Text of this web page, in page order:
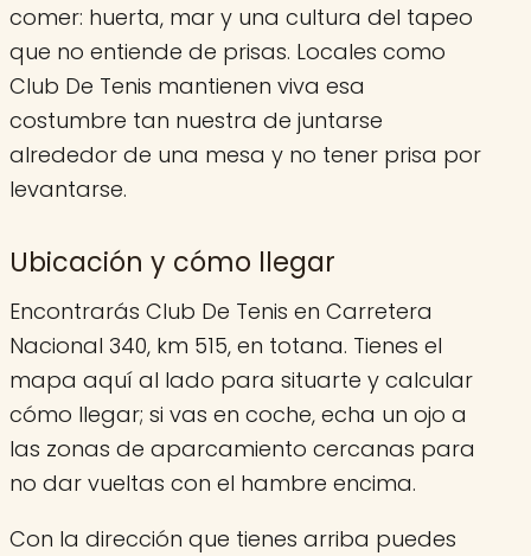
comer: huerta, mar y una cultura del tapeo
que no entiende de prisas. Locales como
Club De Tenis mantienen viva esa
costumbre tan nuestra de juntarse
alrededor de una mesa y no tener prisa por
levantarse.
Ubicación y cómo llegar
Encontrarás Club De Tenis en Carretera
Nacional 340, km 515, en totana. Tienes el
mapa aquí al lado para situarte y calcular
cómo llegar; si vas en coche, echa un ojo a
las zonas de aparcamiento cercanas para
no dar vueltas con el hambre encima.
Con la dirección que tienes arriba puedes